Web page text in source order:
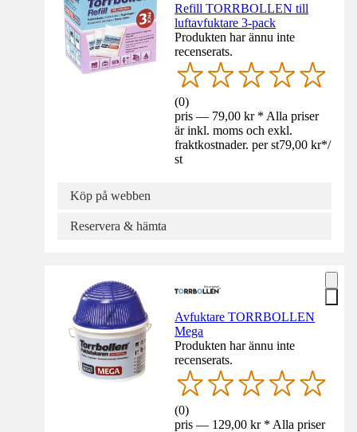
Refill TORRBOLLEN till
luftavfuktare 3-pack
Produkten har ännu inte
recenserats.
(0)
pris — 79,00 kr * Alla priser
är inkl. moms och exkl.
fraktkostnader. per st79,00 kr*/
st
Köp på webben
Reservera & hämta
Avfuktare TORRBOLLEN
Mega
Produkten har ännu inte
recenserats.
(0)
pris — 129,00 kr * Alla priser